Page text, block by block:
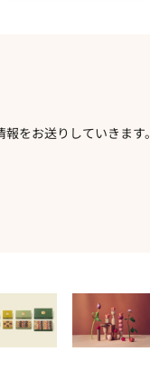
をお送りしていきます。